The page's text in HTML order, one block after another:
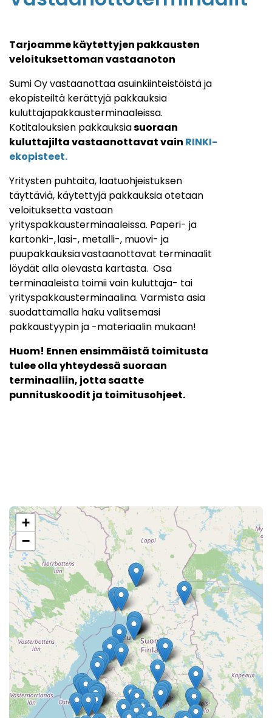
Tarjoamme käytettyjen pakkausten
veloituksettoman vastaanoton
Sumi Oy vastaanottaa asuinkiinteistöistä ja
ekopisteiltä kerättyjä pakkauksia
kuluttajapakkausterminaaleissa.
Kotitalouksien pakkauksiasuoraan
kuluttajilta vastaanottavat vain RINKI-
ekopisteet.
Yritysten puhtaita, laatuohjeistuksen
täyttäviä, käytettyjä pakkauksia otetaan
veloituksetta vastaan
yrityspakkausterminaaleissa. Paperi- ja
kartonki-, lasi-, metalli-, muovi- ja
puupakkauksia vastaanottavat terminaalit
löydät alla olevasta kartasta. Osa
terminaaleista toimii vain kuluttaja- tai
yrityspakkausterminaalina. Varmista asia
suodattamalla haku valitsemasi
pakkaustyypin ja -materiaalin mukaan!
Huom! Ennen ensimmäistä toimitusta
tulee olla yhteydessä suoraan
terminaaliin, jotta saatte
punnituskoodit ja toimitusohjeet.
+
−